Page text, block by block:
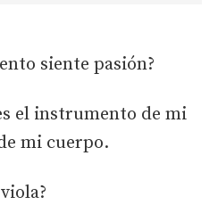
siente pasión?
el instrumento de mi
mi cuerpo.